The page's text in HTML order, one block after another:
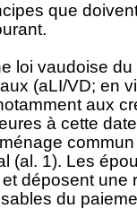
que
loi vaudoise
(aLI/VD; en
aux
à cette
(al. 1). Les
déposent une
du